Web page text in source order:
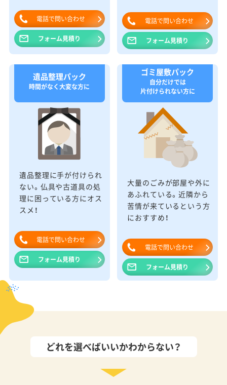
電話で問い合わせ
フォーム見積り
電話で問い合わせ
フォーム見積り
遺品整理パック
時間がなく大変な方に
遺品整理に手が付けられ
ない。仏具や古道具の処
理に困っている方にオス
スメ！
電話で問い合わせ
フォーム見積り
ゴミ屋敷パック
自分だけでは
片付けられない方に
大量のごみが部屋や外に
あふれている。近隣から
苦情が来ているという方
におすすめ！
電話で問い合わせ
フォーム見積り
どれを選べばいいかわからない？